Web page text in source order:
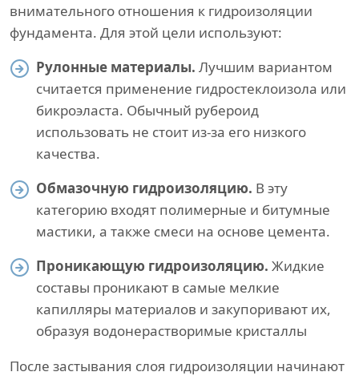
внимательного отношения к гидроизоляции
фундамента. Для этой цели используют:
Рулонные материалы. Лучшим вариантом
считается применение гидростеклоизола или
бикроэласта. Обычный рубероид
использовать не стоит из-за его низкого
качества.
Обмазочную гидроизоляцию. В эту
категорию входят полимерные и битумные
мастики, а также смеси на основе цемента.
Проникающую гидроизоляцию. Жидкие
составы проникают в самые мелкие
капилляры материалов и закупоривают их,
образуя водонерастворимые кристаллы
После застывания слоя гидроизоляции начинают